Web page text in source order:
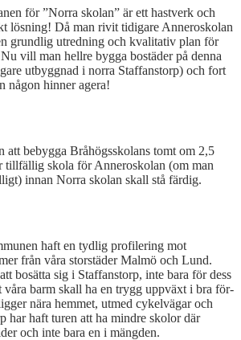
för ”Norra skolan” är ett hastverk och
lösning! Då man rivit tidigare Anneroskolan
grundlig utredning och kvalitativ plan för
vill man hellre bygga bostäder på denna
utbyggnad i norra Staffanstorp) och fort
någon hinner agera!
att bebygga Bråhögsskolans tomt om 2,5
tillfällig skola för Anneroskolan (om man
innan Norra skolan skall stå färdig.
haft en tydlig profilering mot
från våra storstäder Malmö och Lund.
bosätta sig i Staffanstorp, inte bara för dess
våra barm skall ha en trygg uppväxt i bra för-
nära hemmet, utmed cykelvägar och
har haft turen att ha mindre skolor där
och inte bara en i mängden.